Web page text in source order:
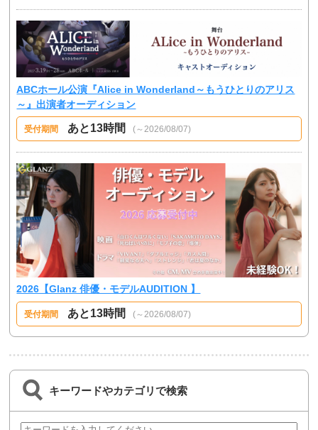
ABCホール公演『Alice in Wonderland～もうひとりのアリス
～』出演者オーディション
受付期間 あと13時間 (～2026/08/07)
2026【Glanz 俳優・モデルAUDITION 】
受付期間 あと13時間 (～2026/08/07)
キーワードやカテゴリで検索